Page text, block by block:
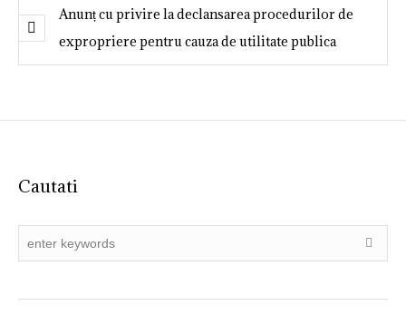
Anunț cu privire la declansarea procedurilor de
expropriere pentru cauza de utilitate publica
Cautati